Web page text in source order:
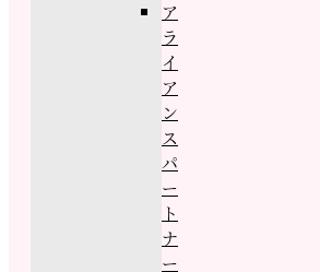
ア
ラ
イ
ア
ン
ス
パ
ー
ト
ナ
ー